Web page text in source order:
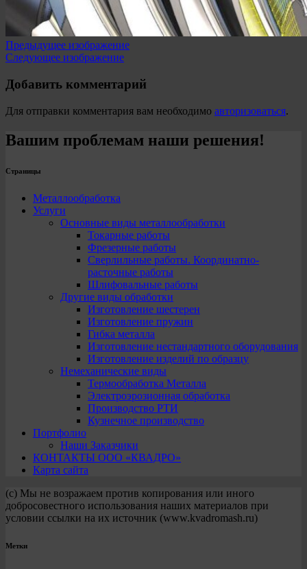
Предыдущее изображение
Следующее изображение
Добавить комментарий
Для отправки комментария вам необходимо авторизоваться.
Вашим проблемам наши решения!
Страницы
Металлообработка
Услуги
Основные виды металлообработки
Токарные работы
Фрезерные работы
Сверлильные работы. Координатно-
расточные работы
Шлифовальные работы
Другие виды обработки
Изготовление шестерен
Изготовление пружин
Гибка металла
Изготовление нестандартного оборудования
Изготовление изделий по образцу
Немеханические виды
Термообработка Металла
Электроэрозионная обработка
Производство РТИ
Кузнечное производство
Портфолио
Наши Заказчики
КОНТАКТЫ ООО «КВАДРО»
Карта сайта
(с) Мы не возражаем против копирования или иного
добросовестного использования наших материалов при
условии ссылки на их источник (www.kvadromash.ru)
Метки